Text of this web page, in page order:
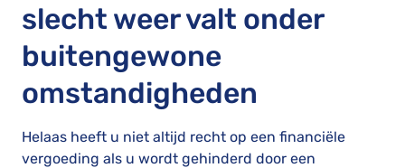
slecht weer valt onder
buitengewone
omstandigheden
Helaas heeft u niet altijd recht op een financiële
vergoeding als u wordt gehinderd door een